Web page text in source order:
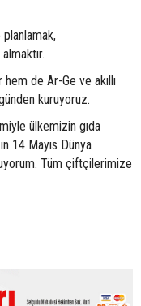
de Ar-Ge ve akıllı
kuruyoruz.
ülkemizin gıda
14 Mayıs Dünya
Tüm çiftçilerimize